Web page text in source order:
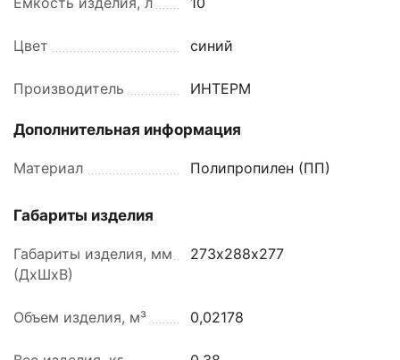
Цвет синий
Производитель ИНТЕРМ
Дополнительная информация
Материал Полипропилен (ПП)
Габариты изделия
Габариты изделия, мм
(ДхШхВ)
273х288х277
Объем изделия, м³ 0,02178